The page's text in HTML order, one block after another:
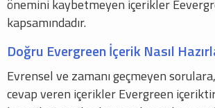
önemini kaybetmeyen içerikler
kapsamındadır.
Doğru Evergreen İçerik Nasıl
Evrensel ve zamanı geçmeyen
cevap veren içerikler Evergreen